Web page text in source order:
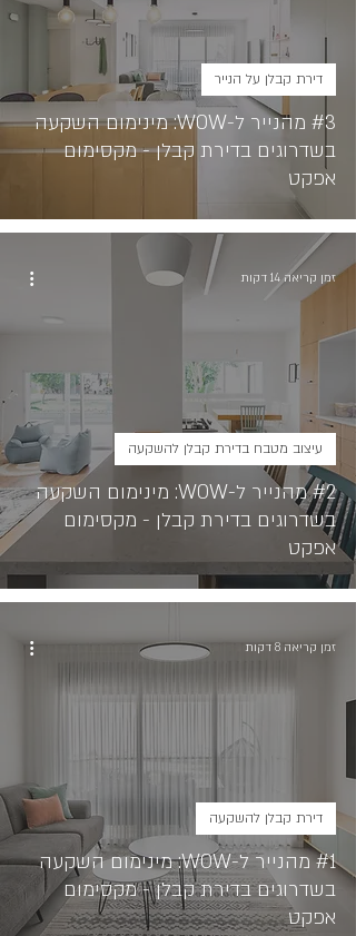
#3 מהנייר ל-WOW: מינימום השקעה
בשדרוגים בדירת קבלן - מקסימום
אפקט
דירת קבלן על הנייר
#2 מהנייר ל-WOW: מינימום השקעה
בשדרוגים בדירת קבלן - מקסימום
אפקט
עיצוב מטבח בדירת קבלן להשקעה
זמן קריאה 14 דקות
#1 מהנייר ל-WOW: מינימום השקעה
בשדרוגים בדירת קבלן - מקסימום
אפקט
דירת קבלן להשקעה
זמן קריאה 8 דקות